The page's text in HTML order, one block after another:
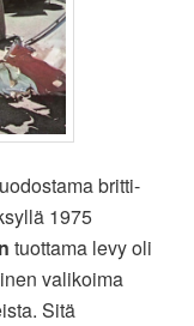
britti-
1975
tuottama levy oli
valikoima
Sitä